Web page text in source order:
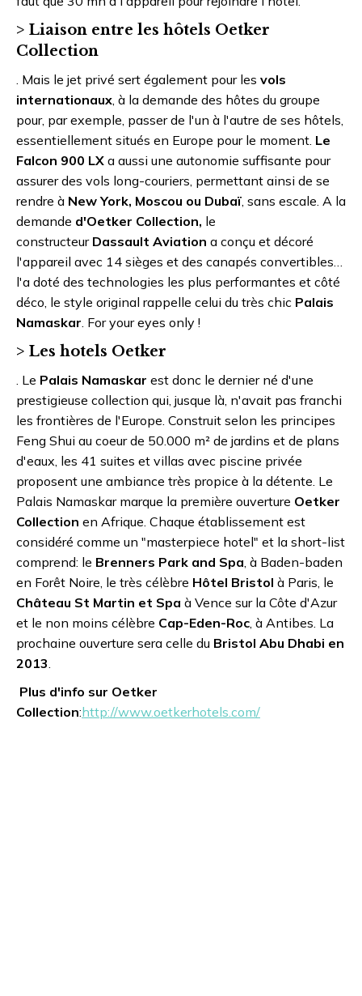
> Liaison entre les hôtels Oetker
Collection
. Mais le jet privé sert également pour les vols
internationaux , à la demande des hôtes du groupe
pour, par exemple, passer de l'un à l'autre de ses hôtels,
essentiellement situés en Europe pour le moment. Le
Falcon 900 LX a aussi une autonomie suffisante pour
assurer des vols long-couriers, permettant ainsi de se
rendre à New York, Moscou ou Dubaï , sans escale. A la
demande d'Oetker Collection, le
constructeur Dassault Aviation a conçu et décoré
l'appareil avec 14 sièges et des canapés convertibles…
l'a doté des technologies les plus performantes et côté
déco, le style original rappelle celui du très chic Palais
Namaskar . For your eyes only !
> Les hotels Oetker
. Le Palais Namaskar est donc le dernier né d'une
prestigieuse collection qui, jusque là, n'avait pas franchi
les frontières de l'Europe. Construit selon les principes
Feng Shui au coeur de 50.000 m² de jardins et de plans
d'eaux, les 41 suites et villas avec piscine privée
proposent une ambiance très propice à la détente. Le
Palais Namaskar marque la première ouverture Oetker
Collection en Afrique. Chaque établissement est
considéré comme un "masterpiece hotel" et la short-list
comprend: le Brenners Park and Spa , à Baden-baden
en Forêt Noire, le très célèbre Hôtel Bristol à Paris, le
Château St Martin et Spa à Vence sur la Côte d'Azur
et le non moins célèbre Cap-Eden-Roc , à Antibes. La
prochaine ouverture sera celle du Bristol Abu Dhabi en
2013
Plus d'info sur Oetker
Collection:http://www.oetkerhotels.com/